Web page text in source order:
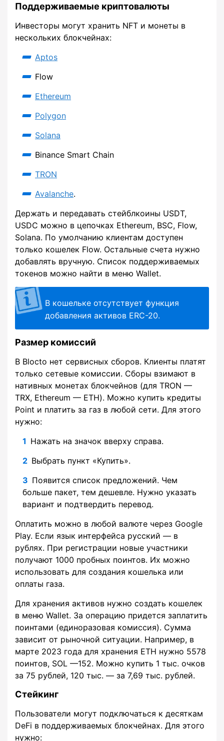
Поддерживаемые криптовалюты
Инвесторы могут хранить NFT и монеты в
нескольких блокчейнах:
Aptos
Flow
Ethereum
Polygon
Solana
Binance Smart Chain
TRON
Avalanche.
Держать и передавать стейблкоины USDT,
USDC можно в цепочках Ethereum, BSC, Flow,
Solana. По умолчанию клиентам доступен
только кошелек Flow. Остальные счета нужно
добавлять вручную. Список поддерживаемых
токенов можно найти в меню Wallet.
В кошельке отсутствует функция
добавления активов ERC-20.
Размер комиссий
В Blocto нет сервисных сборов. Клиенты платят
только сетевые комиссии. Сборы взимают в
нативных монетах блокчейнов (для TRON —
TRX, Ethereum — ETH). Можно купить кредиты
Point и платить за газ в любой сети. Для этого
нужно:
Нажать на значок вверху справа.
Выбрать пункт «Купить».
Появится список предложений. Чем
больше пакет, тем дешевле. Нужно указать
вариант и подтвердить перевод.
Оплатить можно в любой валюте через Google
Play. Если язык интерфейса русский — в
рублях. При регистрации новые участники
получают 1000 пробных поинтов. Их можно
использовать для создания кошелька или
оплаты газа.
Для хранения активов нужно создать кошелек
в меню Wallet. За операцию придется заплатить
поинтами (единоразовая комиссия). Сумма
зависит от рыночной ситуации. Например, в
марте 2023 года для хранения ETH нужно 5578
поинтов, SOL —152. Можно купить 1 тыс. очков
за 75 рублей, 120 тыс. — за 7,69 тыс. рублей.
Стейкинг
Пользователи могут подключаться к десяткам
DeFi в поддерживаемых блокчейнах. Для этого
нужно: